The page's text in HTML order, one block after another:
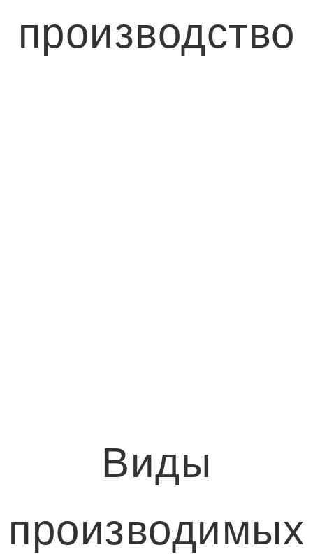
производство
Виды
производимых